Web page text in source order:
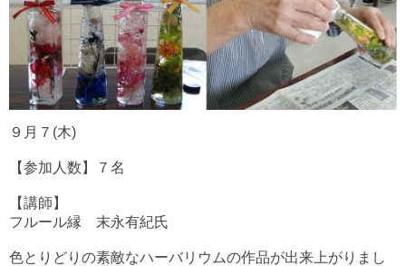
９月７(木)
【参加人数】７名
【講師】
フルール縁 末永有紀氏
色とりどりの素敵なハーバリウムの作品が出来上がりまし